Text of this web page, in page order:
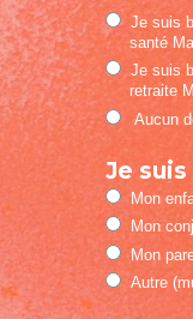
Je suis
santé
Je suis
retraite
Aucun
Je
Mon
Mon
Mon
Autre